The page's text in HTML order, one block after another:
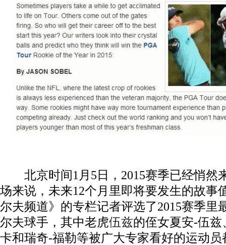
北京时间1月5日，2015赛季已经悄然
场来说，未来12个月里即将要发生的故事
尔夫频道》的专栏记者评选了2015赛季里
尔夫球手，其中老虎伍兹的侄女夏安-伍
卡和瑞奇-福勒等被广大专家看好的运动员